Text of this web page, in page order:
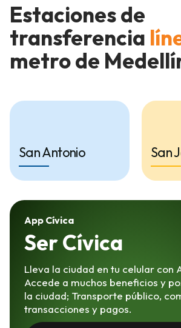
Estaciones de
transferencia
metro de
San Antonio San
App Cívica
Ser Cívica
Lleva la ciudad en tu celular con
Accede a muchos beneficios y
la ciudad; Transporte público,
transacciones y pagos.